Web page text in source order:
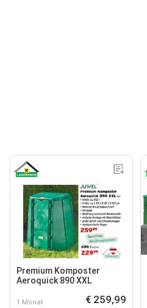
Premium Komposter
Aeroquick 890 XXL
1 Monat € 259,99